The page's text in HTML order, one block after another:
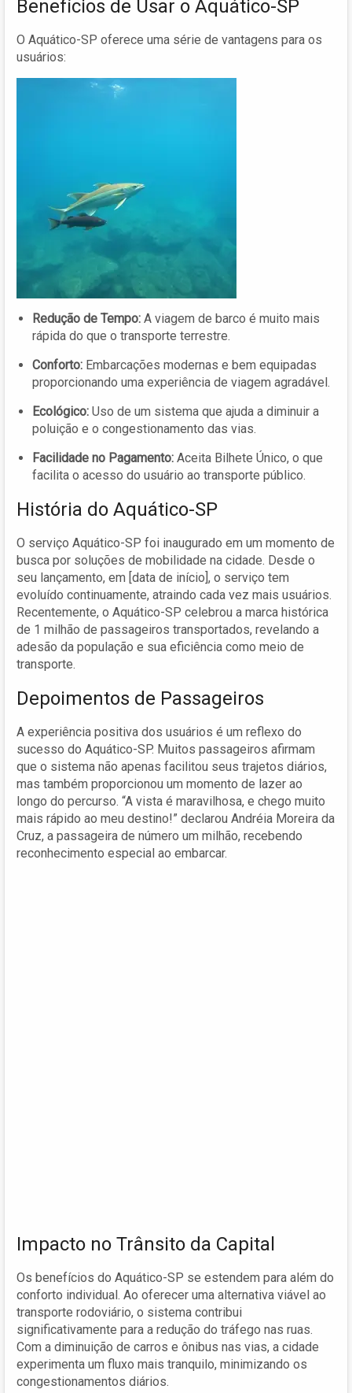
Benefícios de Usar o Aquático-SP
O Aquático-SP oferece uma série de vantagens para os
usuários:
Redução de Tempo: A viagem de barco é muito mais
rápida do que o transporte terrestre.
Conforto: Embarcações modernas e bem equipadas
proporcionando uma experiência de viagem agradável.
Ecológico: Uso de um sistema que ajuda a diminuir a
poluição e o congestionamento das vias.
Facilidade no Pagamento: Aceita Bilhete Único, o que
facilita o acesso do usuário ao transporte público.
História do Aquático-SP
O serviço Aquático-SP foi inaugurado em um momento de
busca por soluções de mobilidade na cidade. Desde o
seu lançamento, em [data de início], o serviço tem
evoluído continuamente, atraindo cada vez mais usuários.
Recentemente, o Aquático-SP celebrou a marca histórica
de 1 milhão de passageiros transportados, revelando a
adesão da população e sua eficiência como meio de
transporte.
Depoimentos de Passageiros
A experiência positiva dos usuários é um reflexo do
sucesso do Aquático-SP. Muitos passageiros afirmam
que o sistema não apenas facilitou seus trajetos diários,
mas também proporcionou um momento de lazer ao
longo do percurso. “A vista é maravilhosa, e chego muito
mais rápido ao meu destino!” declarou Andréia Moreira da
Cruz, a passageira de número um milhão, recebendo
reconhecimento especial ao embarcar.
Impacto no Trânsito da Capital
Os benefícios do Aquático-SP se estendem para além do
conforto individual. Ao oferecer uma alternativa viável ao
transporte rodoviário, o sistema contribui
significativamente para a redução do tráfego nas ruas.
Com a diminuição de carros e ônibus nas vias, a cidade
experimenta um fluxo mais tranquilo, minimizando os
congestionamentos diários.